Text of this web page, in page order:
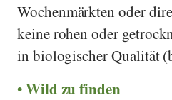
Wochenmärkten oder
keine rohen oder
in biologischer Qualität
Wild zu finden